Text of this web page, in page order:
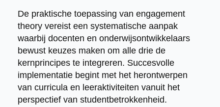
De praktische toepassing van engagement
theory vereist een systematische aanpak
waarbij docenten en onderwijsontwikkelaars
bewust keuzes maken om alle drie de
kernprincipes te integreren. Succesvolle
implementatie begint met het herontwerpen
van curricula en leeraktiviteiten vanuit het
perspectief van studentbetrokkenheid.